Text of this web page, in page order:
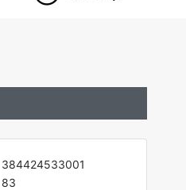
384424533001
83